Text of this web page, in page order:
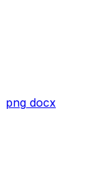
png docx